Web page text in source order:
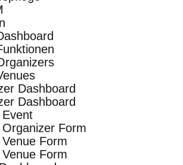
Dashboard
Dashboard
Form
Form
Form